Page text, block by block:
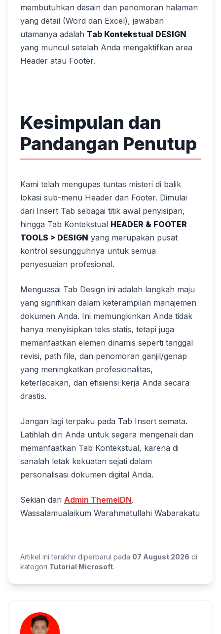
membutuhkan desain dan penomoran halaman
yang detail (Word dan Excel), jawaban
utamanya adalah Tab Kontekstual DESIGN
yang muncul setelah Anda mengaktifkan area
Header atau Footer.
Kesimpulan dan
Pandangan Penutup
Kami telah mengupas tuntas misteri di balik
lokasi sub-menu Header dan Footer. Dimulai
dari Insert Tab sebagai titik awal penyisipan,
hingga Tab Kontekstual HEADER & FOOTER
TOOLS > DESIGN yang merupakan pusat
kontrol sesungguhnya untuk semua
penyesuaian profesional.
Menguasai Tab Design ini adalah langkah maju
yang signifikan dalam keterampilan manajemen
dokumen Anda. Ini memungkinkan Anda tidak
hanya menyisipkan teks statis, tetapi juga
memanfaatkan elemen dinamis seperti tanggal
revisi, path file, dan penomoran ganjil/genap
yang meningkatkan profesionalitas,
keterlacakan, dan efisiensi kerja Anda secara
drastis.
Jangan lagi terpaku pada Tab Insert semata.
Latihlah diri Anda untuk segera mengenali dan
memanfaatkan Tab Kontekstual, karena di
sanalah letak kekuatan sejati dalam
personalisasi dokumen digital Anda.
Sekian dari Admin ThemeIDN.
Wassalamualaikum Warahmatullahi Wabarakatu
Artikel ini terakhir diperbarui pada 07 August 2026 di
kategori Tutorial Microsoft.